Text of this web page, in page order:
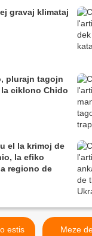
gravaj klimataj
plurajn tagojn
ciklono Chido
el la krimoj de
la efiko
regiono de
Meze